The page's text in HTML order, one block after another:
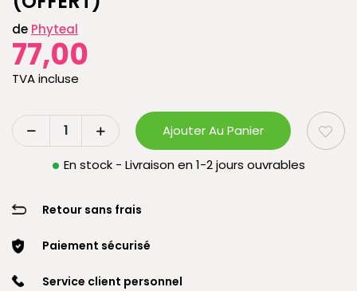
de Phyteal
77,00
TVA incluse
Ajouter Au Panier
En stock - Livraison en 1-2 jours ouvrables
Retour sans frais
Paiement sécurisé
Service client personnel